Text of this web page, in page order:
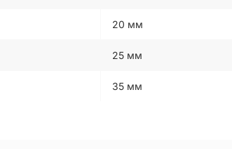
20 мм
25 мм
35 мм